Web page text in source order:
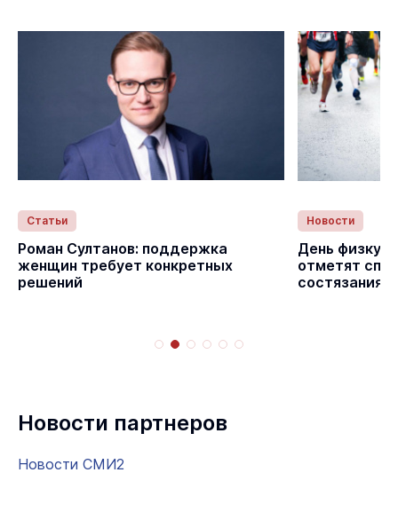
Статьи
Роман Султанов: поддержка
женщин требует конкретных
решений
Новости
День
отметят
Новости партнеров
Новости СМИ2